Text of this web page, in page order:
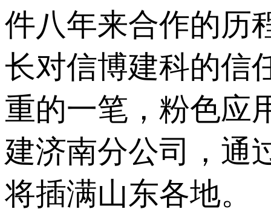
件八年来合作的历
长对信博建科的信
重的一笔，粉
建济南分公司，
将插满山东各地。